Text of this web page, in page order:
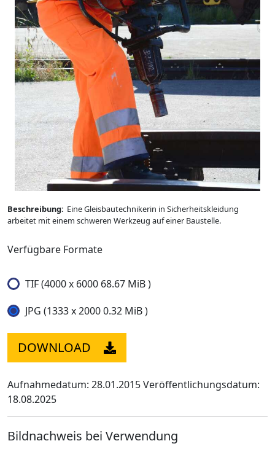
Beschreibung: Eine Gleisbautechnikerin in Sicherheitskleidung
arbeitet mit einem schweren Werkzeug auf einer Baustelle.
Verfügbare Formate
TIF (4000 x 6000 68.67 MiB )
JPG (1333 x 2000 0.32 MiB )
DOWNLOAD
Aufnahmedatum: 28.01.2015Veröffentlichungsdatum:
18.08.2025
Bildnachweis bei Verwendung